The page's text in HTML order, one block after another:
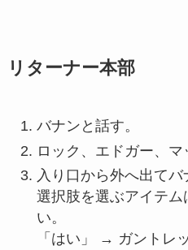
リターナー本部
バナンと話す。
ロック、エドガー、マ
入り口から外へ出てバ
選択肢を選ぶアイテ
い。
「はい」 → ガントレ